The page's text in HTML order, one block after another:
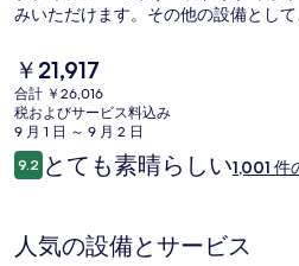
テ
ル
の
写
真
ャ
みいただけます。その他の設備とし
ています。旅行者は親切なスタッフを
現
在
の
料
金
は
す
￥21,917
合計 ￥26,016
税およびサービス料込み
9 月 1 日 ～ 9 月 2 日
口
コ
9.210段階中9.2
とても素晴らしい1,001 件
人気の設備とサービス